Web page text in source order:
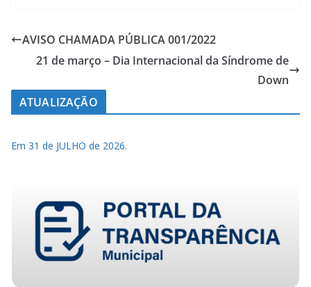
AVISO CHAMADA PÚBLICA 001/2022
21 de março – Dia Internacional da Síndrome de
Down
ATUALIZAÇÃO
Em 31 de JULHO de 2026.